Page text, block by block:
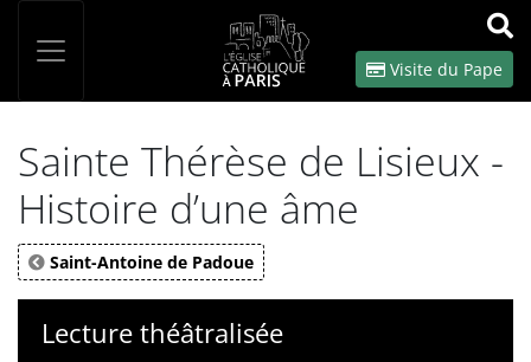
OK
Visite du Pape
Sainte Thérèse de Lisieux -
Histoire d’une âme
Saint-Antoine de Padoue
Lecture théâtralisée
Panneau de gestion des cookies